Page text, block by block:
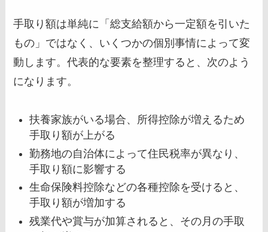
手取り額は単純に「総支給額から一定額を引いた
もの」ではなく、いくつかの個別事情によって変
動します。代表的な要素を整理すると、次のよう
になります。
扶養家族がいる場合、所得控除が増えるため
手取り額が上がる
勤務地の自治体によって住民税率が異なり、
手取り額に影響する
生命保険料控除などの各種控除を受けると、
手取り額が増加する
残業代や賞与が加算されると、その月の手取